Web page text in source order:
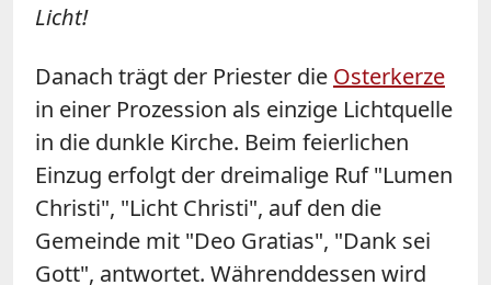
Licht!
Danach trägt der Priester die Osterkerze
in einer Prozession als einzige Lichtquelle
in die dunkle Kirche. Beim feierlichen
Einzug erfolgt der dreimalige Ruf "Lumen
Christi", "Licht Christi", auf den die
Gemeinde mit "Deo Gratias", "Dank sei
Gott", antwortet. Währenddessen wird